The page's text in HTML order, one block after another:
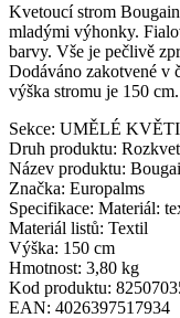
Kvetoucí strom
mladými výhonky.
barvy. Vše je pečlivě
Dodáváno zakotvené v
výška stromu je 150 cm.
Sekce: UMĚLÉ
Druh produktu:
Název produktu:
Značka: Europalms
Specifikace: Materiál:
Materiál listů: Textil
Výška: 150 cm
Hmotnost: 3,80 kg
Kod produktu:
EAN: 4026397517934